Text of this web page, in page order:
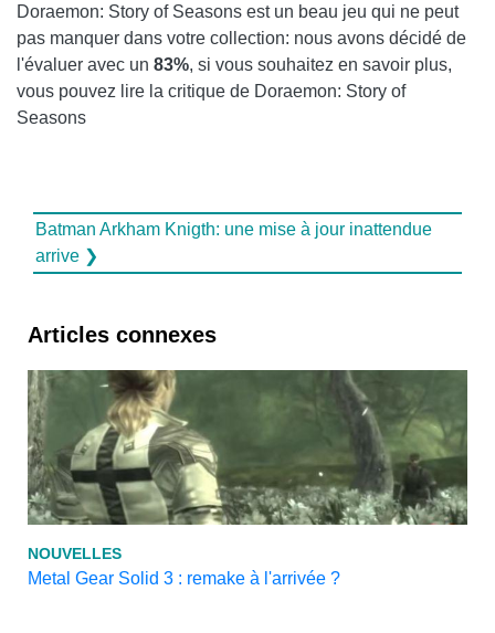
Doraemon: Story of Seasons est un beau jeu qui ne peut
pas manquer dans votre collection: nous avons décidé de
l'évaluer avec un 83%, si vous souhaitez en savoir plus,
vous pouvez lire la critique de Doraemon: Story of
Seasons
Batman Arkham Knigth: une mise à jour inattendue
arrive ❯
Articles connexes
NOUVELLES
Metal Gear Solid 3 : remake à l'arrivée ?